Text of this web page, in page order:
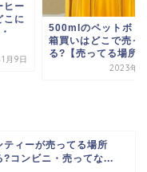
ヒー
こに
月9日
500mlのペットボト
箱買いはどこで売っ
る?【売ってる場所
2023年6
ティーが売ってる場所
?コンビニ・売ってな...